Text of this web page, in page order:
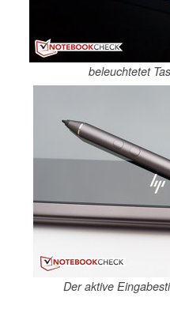
beleuchtetet
Der aktive